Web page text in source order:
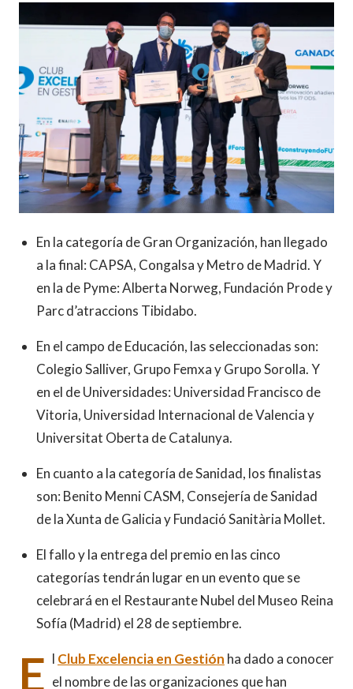
En la categoría de Gran Organización, han llegado
a la final: CAPSA, Congalsa y Metro de Madrid. Y
en la de Pyme: Alberta Norweg, Fundación Prode y
Parc d’atraccions Tibidabo.
En el campo de Educación, las seleccionadas son:
Colegio Salliver, Grupo Femxa y Grupo Sorolla. Y
en el de Universidades: Universidad Francisco de
Vitoria, Universidad Internacional de Valencia y
Universitat Oberta de Catalunya.
En cuanto a la categoría de Sanidad, los finalistas
son: Benito Menni CASM, Consejería de Sanidad
de la Xunta de Galicia y Fundació Sanitària Mollet.
El fallo y la entrega del premio en las cinco
categorías tendrán lugar en un evento que se
celebrará en el Restaurante Nubel del Museo Reina
Sofía (Madrid) el 28 de septiembre.
E l Club Excelencia en Gestión ha dado a conocer
el nombre de las organizaciones que han